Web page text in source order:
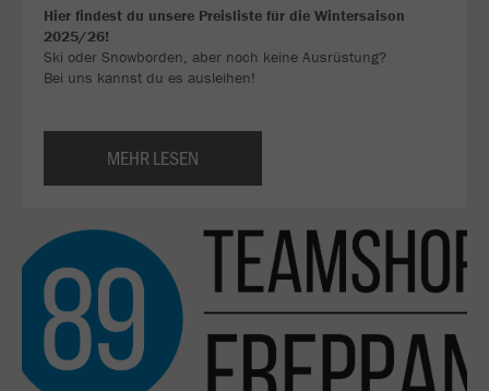
Hier findest du unsere Preisliste für die Wintersaison
2025/26!
Ski oder Snowborden, aber noch keine Ausrüstung?
Bei uns kannst du es ausleihen!
MEHR LESEN